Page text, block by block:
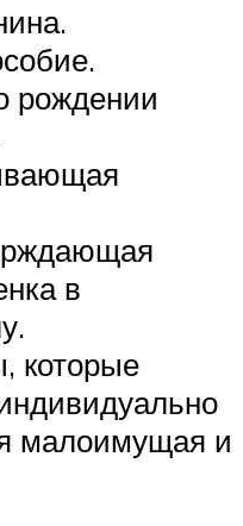
рождении
в
которые
малоимущая и